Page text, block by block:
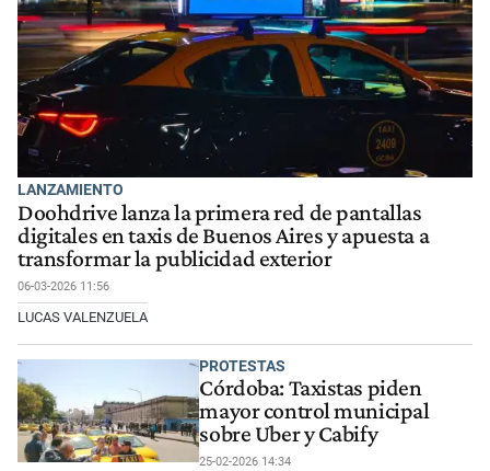
LANZAMIENTO
Doohdrive lanza la primera red de pantallas
digitales en taxis de Buenos Aires y apuesta a
transformar la publicidad exterior
06-03-2026 11:56
LUCAS VALENZUELA
PROTESTAS
Córdoba: Taxistas piden
mayor control municipal
sobre Uber y Cabify
25-02-2026 14:34